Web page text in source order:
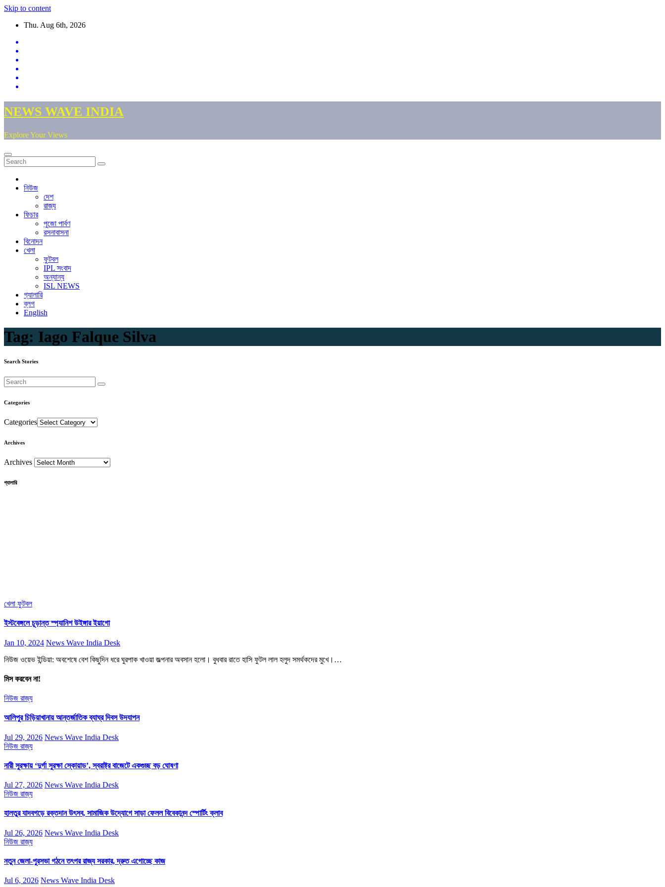
Skip to content
Thu. Aug 6th, 2026
NEWS WAVE INDIA
Explore Your Views
নিউজ
দেশ
রাজ্য
ফিচার
পুজো পার্বণ
রসনাবাসনা
বিনোদন
খেলা
ফুটবল
IPL সংবাদ
অন্যান্য
ISL NEWS
গ্যালারি
ব্লগ
English
Tag: Iago Falque Silva
Search Stories
Categories
Categories
Archives
Archives
গ্যালারি
খেলা ফুটবল
ইস্টবেঙ্গলে চূড়ান্ত স্প্যানিশ উইঙ্গার ইয়াগো
Jan 10, 2024 News Wave India Desk
নিউজ ওয়েভ ইন্ডিয়া: অবশেষে বেশ কিছুদিন ধরে ঘুরপাক খাওয়া জল্পনার অবসান হলো। বুধবার রাতে হাসি ফুটল লাল হলুদ সমর্থকদের মুখে।…
মিস করবেন না!
নিউজ রাজ্য
আলিপুর চিড়িয়াখানায় আন্তর্জাতিক ব্যাঘ্র দিবস উদযাপন
Jul 29, 2026 News Wave India Desk
নিউজ রাজ্য
নারী সুরক্ষায় ‘দুর্গা সুরক্ষা স্কোয়াড’, স্বরাষ্ট্র বাজেটে একগুচ্ছ বড় ঘোষণা
Jul 27, 2026 News Wave India Desk
নিউজ রাজ্য
হালতুর যাদবগড়ে রক্তদান উৎসব, সামাজিক উদ্যোগে সাড়া ফেলল বিবেকানন্দ স্পোর্টিং ক্লাব
Jul 26, 2026 News Wave India Desk
নিউজ রাজ্য
নতুন জেলা-পুরসভা গঠনে তৎপর রাজ্য সরকার, দ্রুত এগোচ্ছে কাজ
Jul 6, 2026 News Wave India Desk